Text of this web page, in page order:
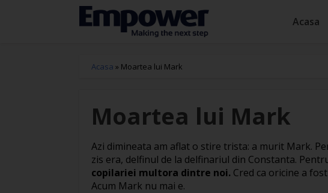
Acasa
Acasa » Moartea lui Mark
Moartea lui Mark
Azi dimineata am aflat o stire trista: a murit Mark.
zis era, delfinul de la delfinariul din Constanta.
copilariei multora dintre noi. Cred ca oricine a
Acum Mark nu mai e.